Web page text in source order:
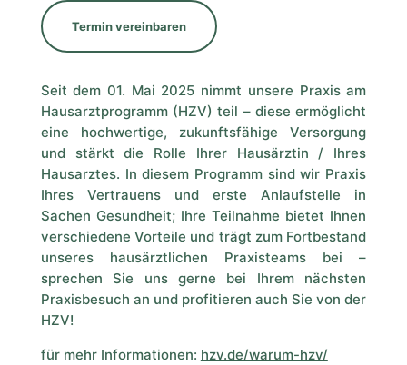
Termin vereinbaren
Seit dem 01. Mai 2025 nimmt unsere Praxis am
Hausarztprogramm (HZV) teil – diese ermöglicht
eine hochwertige, zukunftsfähige Versorgung
und stärkt die Rolle Ihrer Hausärztin / Ihres
Hausarztes. In diesem Programm sind wir Praxis
Ihres Vertrauens und erste Anlaufstelle in
Sachen Gesundheit; Ihre Teilnahme bietet Ihnen
verschiedene Vorteile und trägt zum Fortbestand
unseres hausärztlichen Praxisteams bei–
sprechen Sie uns gerne bei Ihrem nächsten
Praxisbesuch an und profitieren auch Sie von der
HZV!
für mehr Informationen: hzv.de/warum-hzv/